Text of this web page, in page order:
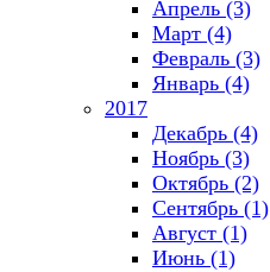
Апрель (3)
Март (4)
Февраль (3)
Январь (4)
2017
Декабрь (4)
Ноябрь (3)
Октябрь (2)
Сентябрь (1)
Август (1)
Июнь (1)